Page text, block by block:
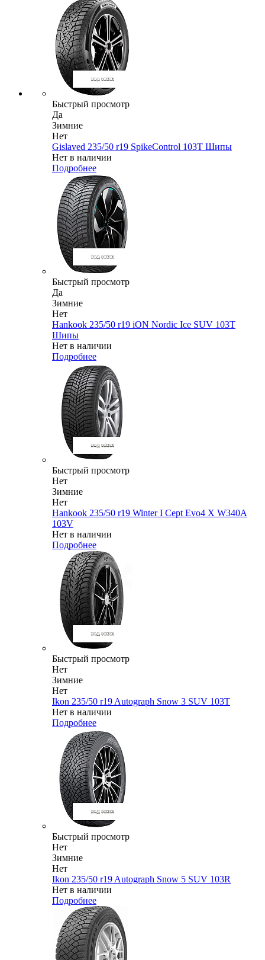
Быстрый просмотр
Да
Зимние
Нет
Gislaved 235/50 r19 SpikeControl 103T Шипы
Нет в наличии
Подробнее
Быстрый просмотр
Да
Зимние
Нет
Hankook 235/50 r19 iON Nordic Ice SUV 103T
Шипы
Нет в наличии
Подробнее
Быстрый просмотр
Нет
Зимние
Нет
Hankook 235/50 r19 Winter I Cept Evo4 X W340A
103V
Нет в наличии
Подробнее
Быстрый просмотр
Нет
Зимние
Нет
Ikon 235/50 r19 Autograph Snow 3 SUV 103T
Нет в наличии
Подробнее
Быстрый просмотр
Нет
Зимние
Нет
Ikon 235/50 r19 Autograph Snow 5 SUV 103R
Нет в наличии
Подробнее